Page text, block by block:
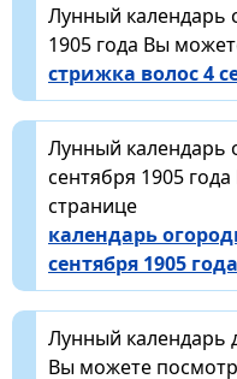
Лунный календарь
1905 года Вы
стрижка волос 4
Лунный календарь
сентября 1905
странице
календарь
сентября 1905 года
Лунный календарь
Вы можете